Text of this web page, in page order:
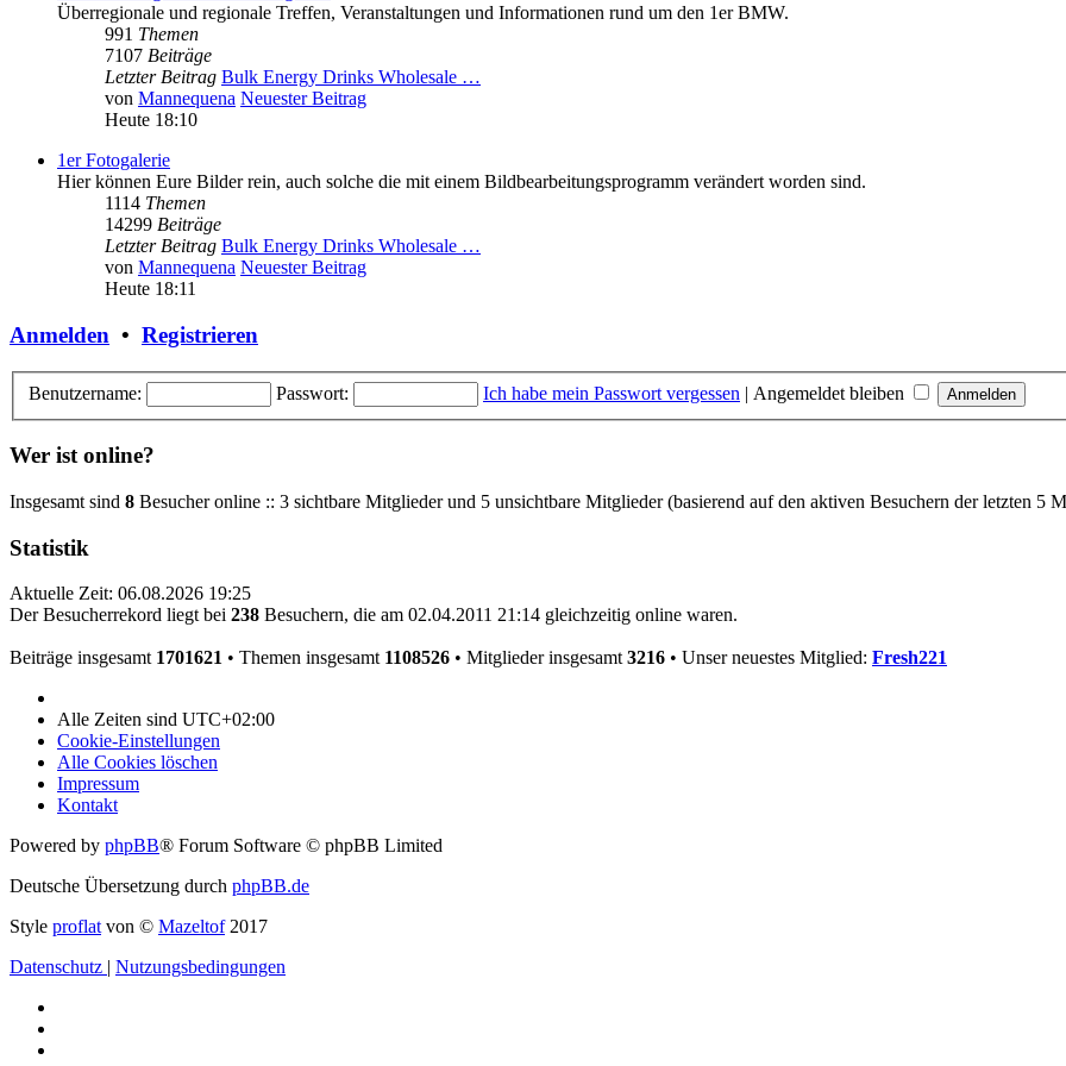
Überregionale und regionale Treffen, Veranstaltungen und Informationen rund um den 1er BMW.
991 Themen
7107 Beiträge
Letzter Beitrag Bulk Energy Drinks Wholesale …
von Mannequena Neuester Beitrag
Heute 18:10
1er Fotogalerie
Hier können Eure Bilder rein, auch solche die mit einem Bildbearbeitungsprogramm verändert worden sind.
1114 Themen
14299 Beiträge
Letzter Beitrag Bulk Energy Drinks Wholesale …
von Mannequena Neuester Beitrag
Heute 18:11
Anmelden • Registrieren
Benutzername: Passwort: Ich habe mein Passwort vergessen | Angemeldet bleiben
Wer ist online?
Insgesamt sind 8 Besucher online :: 3 sichtbare Mitglieder und 5 unsichtbare Mitglieder (basierend auf den aktiven Besuchern der letzten 5
Statistik
Aktuelle Zeit: 06.08.2026 19:25
Der Besucherrekord liegt bei 238 Besuchern, die am 02.04.2011 21:14 gleichzeitig online waren.
Beiträge insgesamt 1701621 • Themen insgesamt 1108526 • Mitglieder insgesamt 3216 • Unser neuestes Mitglied: Fresh221
Alle Zeiten sind UTC+02:00
Cookie-Einstellungen
Alle Cookies löschen
Impressum
Kontakt
Powered by phpBB® Forum Software © phpBB Limited
Deutsche Übersetzung durch phpBB.de
Style proflat von © Mazeltof2017
Datenschutz | Nutzungsbedingungen